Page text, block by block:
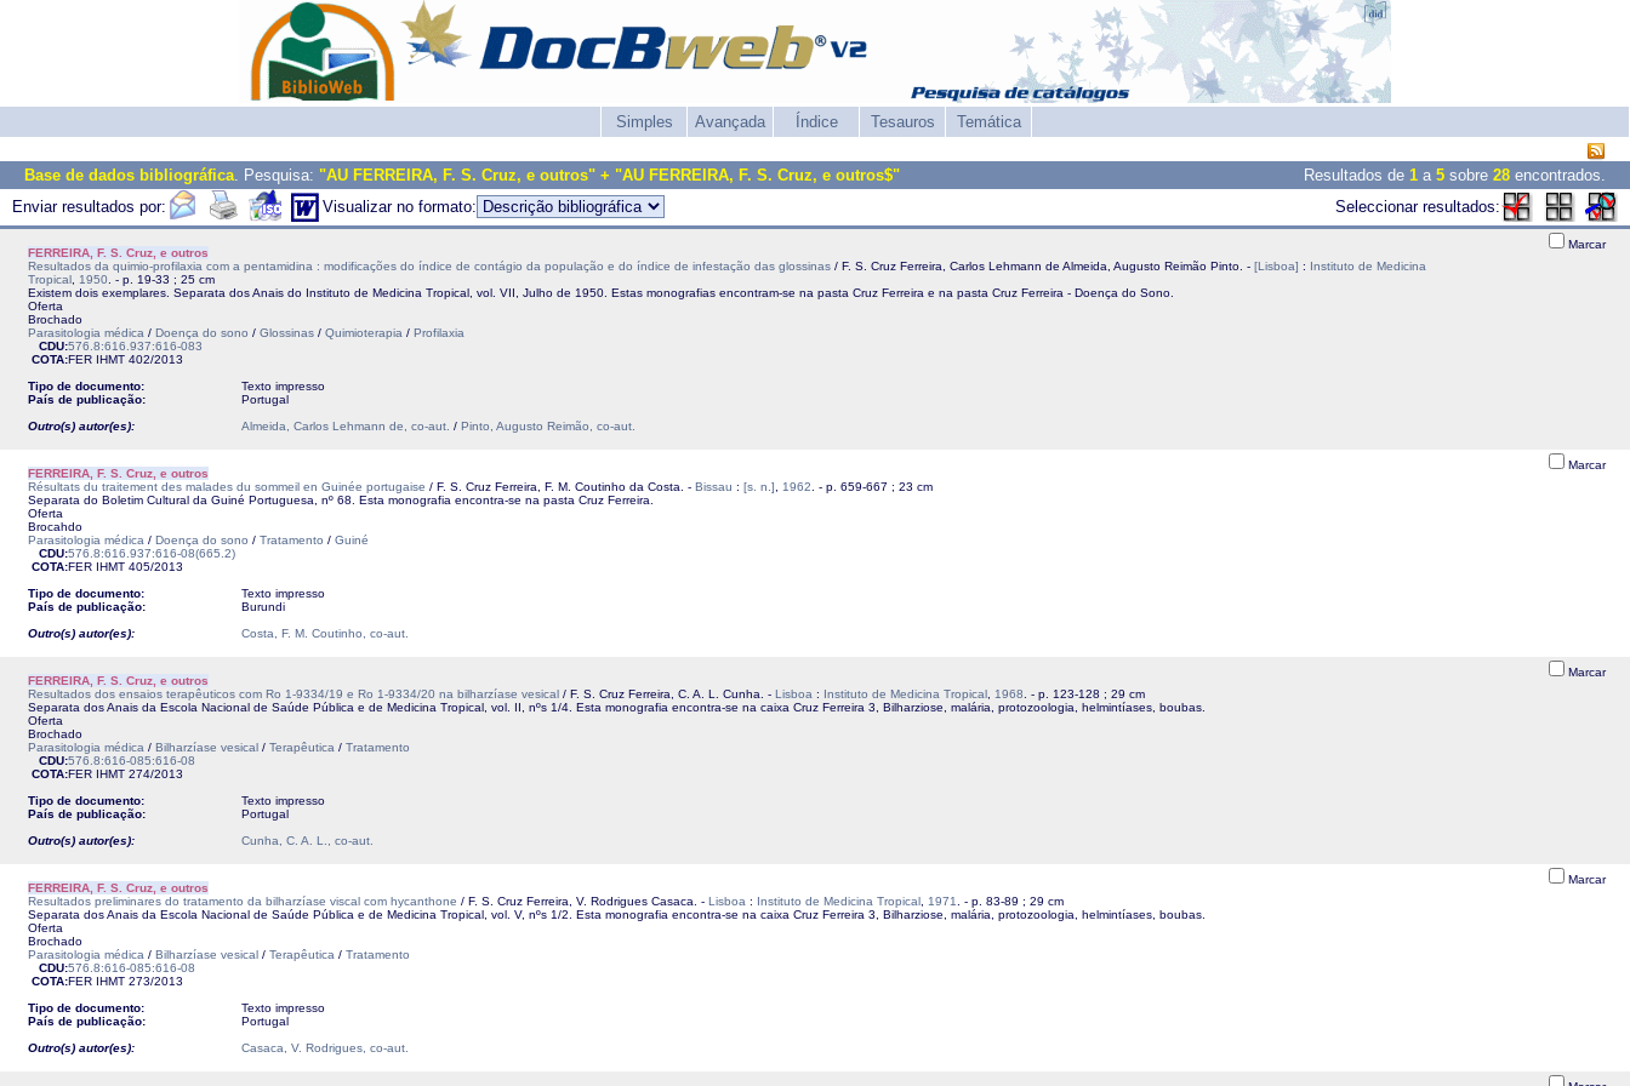
Simples Avançada Índice Tesauros Temática
Base de dados bibliográfica. Pesquisa: "AU FERREIRA, F. S. Cruz, e outros" + "AU FERREIRA, F. S. Cruz, e outros$" Resultados de 1 a 5 sobre 28 encontrados.
Enviar resultados por:
Visualizar no formato: Seleccionar resultados:
FERREIRA, F. S. Cruz, e outros
Resultados da quimio-profilaxia com a pentamidina : modificações do índice de contágio da população e do índice de infestação das glossinas / F. S. Cruz Ferreira, Carlos Lehmann de Almeida, Augusto Reimão Pinto. - [Lisboa] : Instituto de Medicina
Tropical
1950 . - p. 19-33 ; 25 cm
Existem dois exemplares. Separata dos Anais do Instituto de Medicina Tropical, vol. VII, Julho de 1950. Estas monografias encontram-se na pasta Cruz Ferreira e na pasta Cruz Ferreira - Doença do Sono.
Oferta
Brochado
Parasitologia médica / Doença do sono / Glossinas / Quimioterapia / Profilaxia
CDU:576.8:616.937:616-083
COTA:FER IHMT 402/2013
Tipo de documento:
Texto impresso
País de publicação:
Portugal
Outro(s) autor(es):
Almeida, Carlos Lehmann de, co-aut. / Pinto, Augusto Reimão, co-aut.
Marcar
FERREIRA, F. S. Cruz, e outros
Résultats du traitement des malades du sommeil en Guinée portugaise / F. S. Cruz Ferreira, F. M. Coutinho da Costa. - Bissau : [s. n.] 1962 . - p. 659-667 ; 23 cm
Separata do Boletim Cultural da Guiné Portuguesa, nº 68. Esta monografia encontra-se na pasta Cruz Ferreira.
Oferta
Brocahdo
Parasitologia médica / Doença do sono / Tratamento / Guiné
CDU:576.8:616.937:616-08(665.2)
COTA:FER IHMT 405/2013
Tipo de documento:
Texto impresso
País de publicação:
Burundi
Outro(s) autor(es):
Costa, F. M. Coutinho, co-aut.
Marcar
FERREIRA, F. S. Cruz, e outros
Resultados dos ensaios terapêuticos com Ro 1-9334/19 e Ro 1-9334/20 na bilharzíase vesical / F. S. Cruz Ferreira, C. A. L. Cunha. - Lisboa : Instituto de Medicina Tropical 1968 . - p. 123-128 ; 29 cm
Separata dos Anais da Escola Nacional de Saúde Pública e de Medicina Tropical, vol. II, nºs 1/4. Esta monografia encontra-se na caixa Cruz Ferreira 3, Bilharziose, malária, protozoologia, helmintíases, boubas.
Oferta
Brochado
Parasitologia médica / Bilharzíase vesical / Terapêutica / Tratamento
CDU:576.8:616-085:616-08
COTA:FER IHMT 274/2013
Tipo de documento:
Texto impresso
País de publicação:
Portugal
Outro(s) autor(es):
Cunha, C. A. L., co-aut.
Marcar
FERREIRA, F. S. Cruz, e outros
Resultados preliminares do tratamento da bilharzíase viscal com hycanthone / F. S. Cruz Ferreira, V. Rodrigues Casaca. - Lisboa : Instituto de Medicina Tropical 1971
. - p. 83-89 ; 29 cm
Separata dos Anais da Escola Nacional de Saúde Pública e de Medicina Tropical, vol. V, nºs 1/2. Esta monografia encontra-se na caixa Cruz Ferreira 3, Bilharziose, malária, protozoologia, helmintíases, boubas.
Oferta
Brochado
Parasitologia médica / Bilharzíase vesical / Terapêutica / Tratamento
CDU:576.8:616-085:616-08
COTA:FER IHMT 273/2013
Tipo de documento:
Texto impresso
País de publicação:
Portugal
Outro(s) autor(es):
Casaca, V. Rodrigues, co-aut.
Marcar